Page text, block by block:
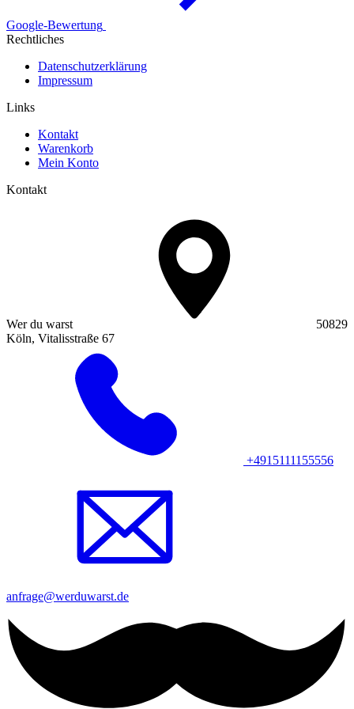
Google-Bewertung
Rechtliches
Datenschutzerklärung
Impressum
Links
Kontakt
Warenkorb
Mein Konto
Kontakt
Wer du warst
50829
Köln, Vitalisstraße 67
+4915111155556
anfrage@werduwarst.de